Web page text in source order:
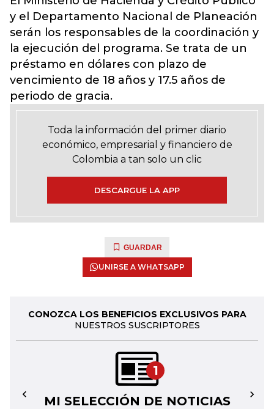
y el Departamento Nacional de Planeación
serán los responsables de la coordinación y
la ejecución del programa. Se trata de un
préstamo en dólares con plazo de
vencimiento de 18 años y 17.5 años de
periodo de gracia.
Toda la información del primer diario
económico, empresarial y financiero de
Colombia a tan solo un clic
DESCARGUE LA APP
GUARDAR
UNIRSE A WHATSAPP
CONOZCA LOS BENEFICIOS EXCLUSIVOS PARA
NUESTROS SUSCRIPTORES
1
MI SELECCIÓN DE NOTICIAS
← →